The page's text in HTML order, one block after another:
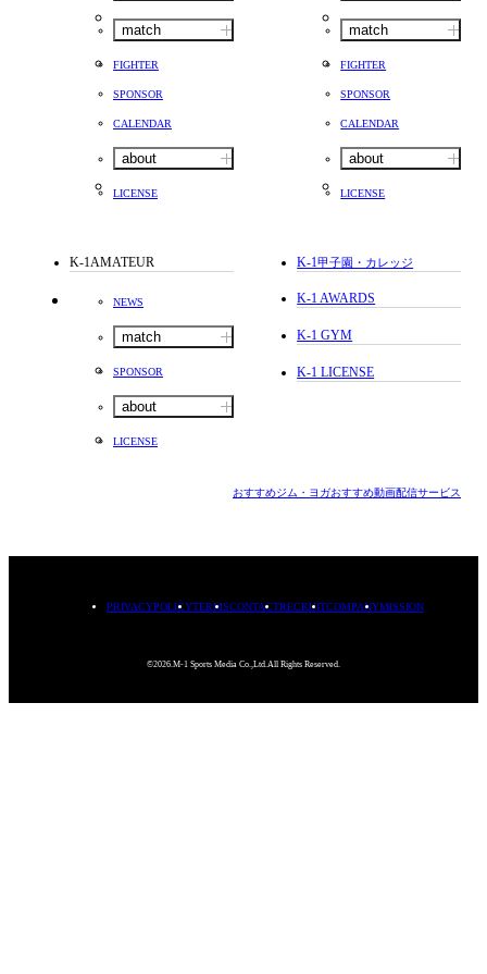
match
FIGHTER
SPONSOR
CALENDAR
about
LICENSE
match
FIGHTER
SPONSOR
CALENDAR
about
LICENSE
K-1AMATEUR
NEWS
match
SPONSOR
about
LICENSE
K-1甲子園・カレッジ
K-1 AWARDS
K-1 GYM
K-1 LICENSE
おすすめジム・ヨガおすすめ動画配信サービス
PRIVACYPOLICYTERMSCONTACTRECRUITCOMPANYMISSION
©2026.M-1 Sports Media Co.,Ltd.All Rights Reserved.